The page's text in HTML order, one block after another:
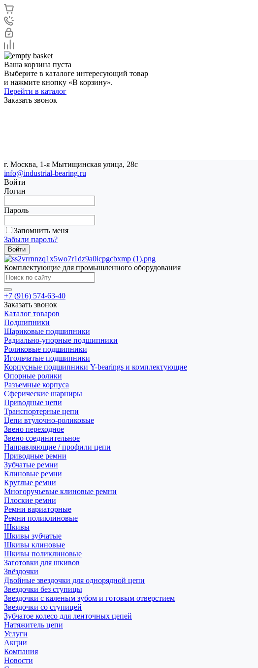
Ваша корзина пуста
Выберите в каталоге интересующий товар
и нажмите кнопку «В корзину».
Перейти в каталог
Заказать звонок
г. Москва, 1-я Мытищинская улица, 28с
info@industrial-bearing.ru
Войти
Логин
Пароль
Запомнить меня
Забыли пароль?
Комплектующие для промышленного оборудования
+7 (916) 574-63-40
Заказать звонок
Каталог товаров
Подшипники
Шариковые подшипники
Радиально-упорные подшипники
Роликовые подшипники
Игольчатые подшипники
Корпусные подшипники Y-bearings и комплектующие
Опорные ролики
Разъемные корпуса
Сферические шарниры
Приводные цепи
Транспортерные цепи
Цепи втулочно-роликовые
Звено переходное
Звено соединительное
Направляющие / профили цепи
Приводные ремни
Зубчатые ремни
Клиновые ремни
Круглые ремни
Многоручьевые клиновые ремни
Плоские ремни
Ремни вариаторные
Ремни поликлиновые
Шкивы
Шкивы зубчатые
Шкивы клиновые
Шкивы поликлиновые
Заготовки для шкивов
Звёздочки
Двойные звездочки для однорядной цепи
Звездочки без ступицы
Звездочки с каленым зубом и готовым отверстием
Звездочки со ступицей
Зубчатое колесо для ленточных цепей
Натяжитель цепи
Услуги
Акции
Компания
Новости